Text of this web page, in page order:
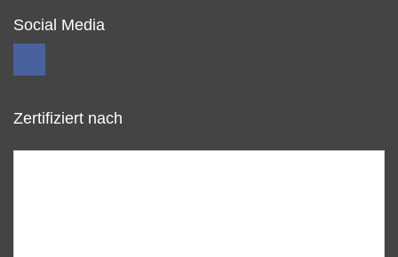
Social Media
Zertifiziert nach